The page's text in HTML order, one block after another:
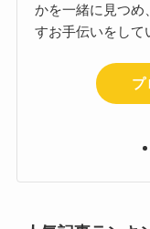
かを一緒に見つめ
すお手伝いをして
プ